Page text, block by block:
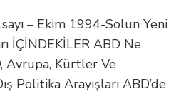
– Ekim 1994-Solun Yeni
İÇİNDEKİLER ABD Ne
Avrupa, Kürtler Ve
Politika Arayışları ABD’de